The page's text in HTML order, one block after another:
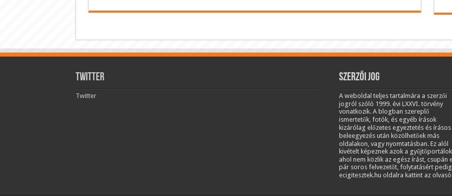
Twitter
Twitter
Szerzői jog
A weboldal teljes tartalmára a szerzői
jogról szóló 1999. évi LXXVI. törvény
vonatkozik. A blogban szereplő
ismertetők, fotók, és egyéb írások
kizárólag előzetes egyeztetés és írásos
beleegyezés után közölhetőek más
oldalakon, vagy nyomtatásban. Ez alól
kivételt képeznek azok a
ahol nem közlik az egész írást, csupán
pár soros felvezetőt, folytatásért
ecigitesztek.hu oldalra kattint az